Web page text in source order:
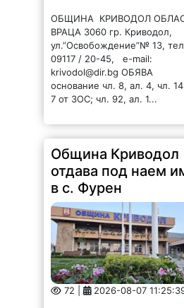
ОБЩИНА КРИВОДОЛ
ВРАЦА 3060 гр. Криводол,
ул.”Освобождение”№ 13,
09117 / 20-45, e-mail:
krivodol@dir.bg
основание чл. 8, ал. 4, чл.
7 от ЗОС; чл. 92, ал. 1...
Община Криводол
отдава под наем
в с. Фурен
72 | 2026-08-07